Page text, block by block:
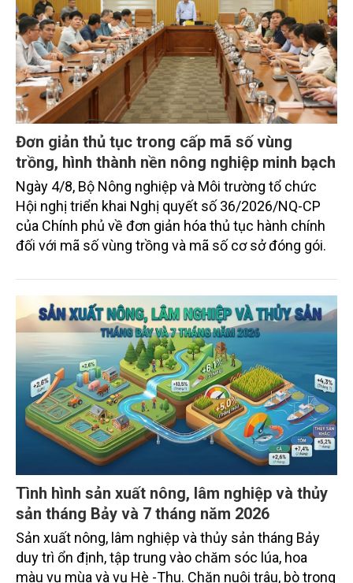
Đơn giản thủ tục trong cấp mã số vùng
trồng, hình thành nền nông nghiệp minh bạch
Ngày 4/8, Bộ Nông nghiệp và Môi trường tổ chức
Hội nghị triển khai Nghị quyết số 36/2026/NQ-CP
của Chính phủ về đơn giản hóa thủ tục hành chính
đối với mã số vùng trồng và mã số cơ sở đóng gói.
Tình hình sản xuất nông, lâm nghiệp và thủy
sản tháng Bảy và 7 tháng năm 2026
Sản xuất nông, lâm nghiệp và thủy sản tháng Bảy
duy trì ổn định, tập trung vào chăm sóc lúa, hoa
màu vụ mùa và vụ Hè -Thu. Chăn nuôi trâu, bò trong